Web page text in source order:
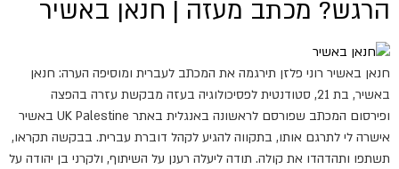
הרגש? מכתב מעזה | חנאן באשיר
חנאן באשיר רוני פלזן תירגמה את המכתב לעברית ומוסיפה הערה: חנאן
באשיר, בת 21, סטודנטית לפסיכולוגיה בעזה מבקשת עזרה בהפצה
ופירסום המכתב שפורסם לראשונה באנגלית באתר UK Palestine באשיר
אישרה לי לתרגם אותו, בתקווה להגיע לקהל דוברת עברית. בבקשה תקראו,
תשתפו ותהדהדו את קולה. תודה ליעלה רענן על השיתוף, ולקרני בן יהודה על